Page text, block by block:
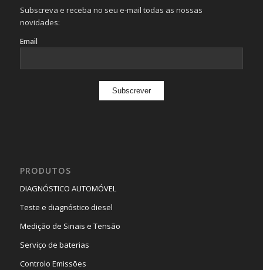
Subscreva e receba no seu e-mail todas as nossas
novidades:
Email
PRODUTOS
DIAGNÓSTICO AUTOMÓVEL
Teste e diagnóstico diesel
Medição de Sinais e Tensão
Serviço de baterias
Controlo Emissões